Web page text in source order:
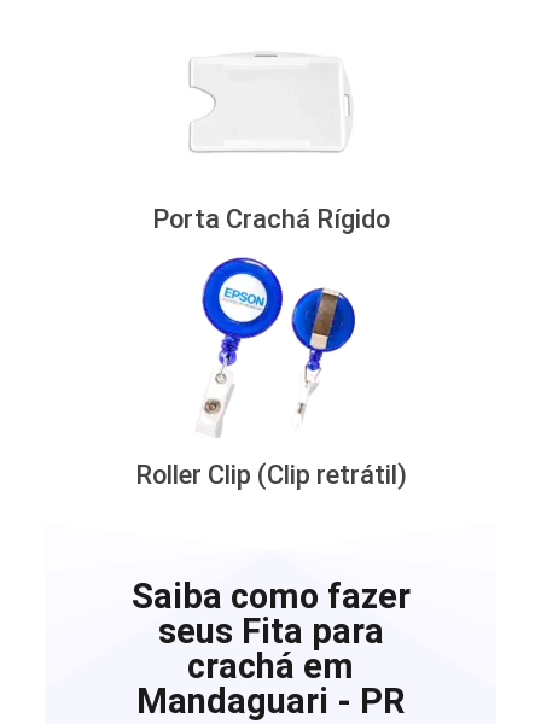
Porta Crachá Rígido
Roller Clip (Clip retrátil)
Saiba como fazer
seus Fita para
crachá em
Mandaguari - PR